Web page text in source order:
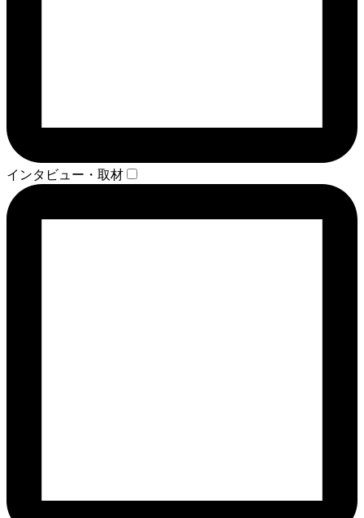
インタビュー・取材